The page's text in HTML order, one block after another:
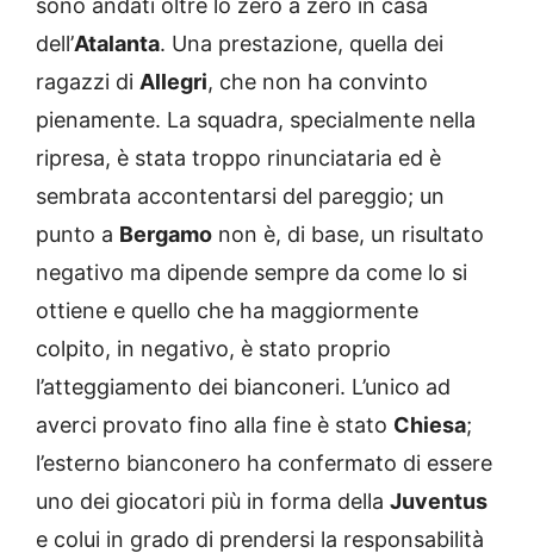
sono andati oltre lo zero a zero in casa
dell’Atalanta. Una prestazione, quella dei
ragazzi di Allegri, che non ha convinto
pienamente. La squadra, specialmente nella
ripresa, è stata troppo rinunciataria ed è
sembrata accontentarsi del pareggio; un
punto a Bergamo non è, di base, un risultato
negativo ma dipende sempre da come lo si
ottiene e quello che ha maggiormente
colpito, in negativo, è stato proprio
l’atteggiamento dei bianconeri. L’unico ad
averci provato fino alla fine è stato Chiesa;
l’esterno bianconero ha confermato di essere
uno dei giocatori più in forma della Juventus
e colui in grado di prendersi la responsabilità